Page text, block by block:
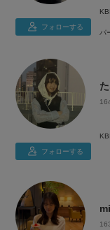
フォローする
パ
ご
フォローする